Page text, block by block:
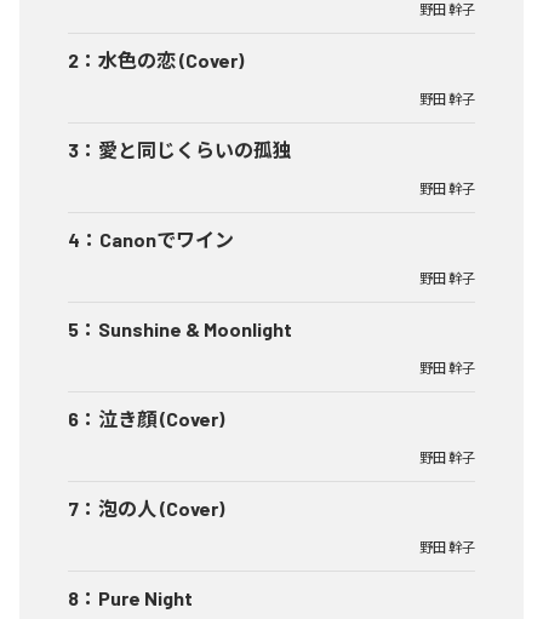
野田 幹子
2 ： 水色の恋 (Cover)
野田 幹子
3 ： 愛と同じくらいの孤独
野田 幹子
4 ： Canonでワイン
野田 幹子
5 ： Sunshine & Moonlight
野田 幹子
6 ： 泣き顔 (Cover)
野田 幹子
7 ： 泡の人 (Cover)
野田 幹子
8 ： Pure Night